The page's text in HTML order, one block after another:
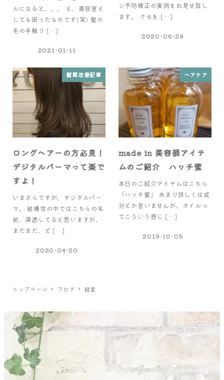
ルになると、、、 と、美容室と
しても困ったものです(笑) 髪の
毛の手触り […]
2021-01-11
ジ予防矯正の実例をお見せ致し
ます。 クセを […]
2020-06-29
髪質改善記事
ロングヘアーの方必見！
デジタルパーマって楽で
すよ！
いまさらですが、デジタルパー
マ。 結構世の中ではこちらの名
前、浸透してると思いますが、
まだまだ、ど […]
2020-04-20
ヘアケア
made in 美容師アイテ
ムのご紹介 ハッチ蜜
本日のご紹介アイテムはこちら
「ハッチ蜜」 あまり詳しくは成
分とか言いませんが、オイルっ
てこういう感じ […]
2019-10-05
トップページ ブログ 経堂